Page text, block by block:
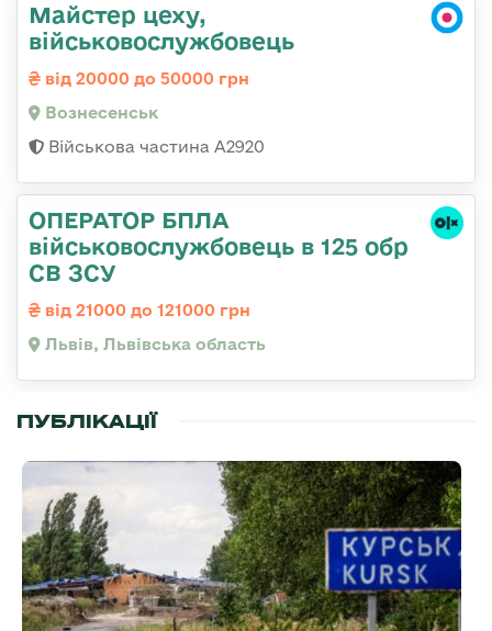
Майстер цеху,
військовослужбовець
від 20000 до 50000 грн
Вознесенськ
Військова частина А2920
ОПЕРАТОР БПЛА
військовослужбовець в 125 обр
СВ ЗСУ
від 21000 до 121000 грн
Львів, Львівська область
ПУБЛІКАЦІЇ